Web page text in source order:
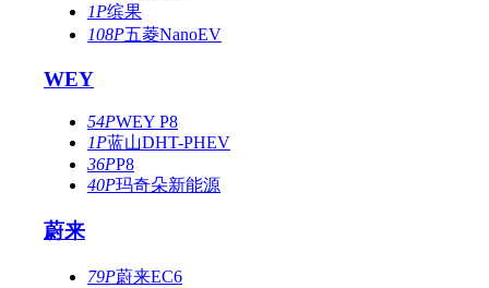
1P缤果
108P五菱NanoEV
WEY
54PWEY P8
1P蓝山DHT-PHEV
36PP8
40P玛奇朵新能源
蔚来
79P蔚来EC6